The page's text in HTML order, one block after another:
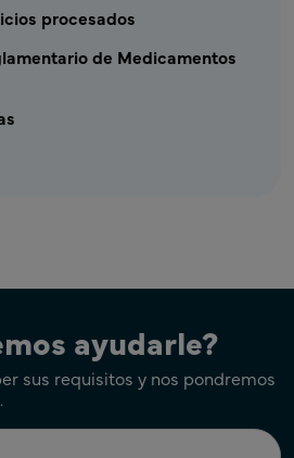
procesados
de Medicamentos
ayudarle?
sus requisitos y nos pondremos